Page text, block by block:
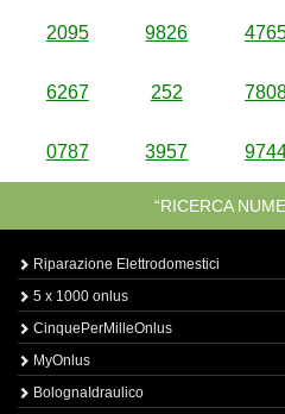
2095 9826
6267 252
0787 3957
“RICERCA
Riparazione Elettrodomestici
5 x 1000 onlus
CinquePerMilleOnlus
MyOnlus
BolognaIdraulico